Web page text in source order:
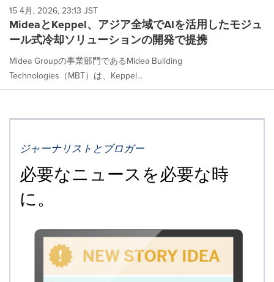
15 4月, 2026, 23:13 JST
MideaとKeppel、アジア全域でAIを活用したモジュ
ール式冷却ソリューションの開発で提携
Midea Groupの事業部門であるMidea Building
Technologies（MBT）は、Keppel...
ジャーナリストとブロガー
必要なニュースを必要な時
に。